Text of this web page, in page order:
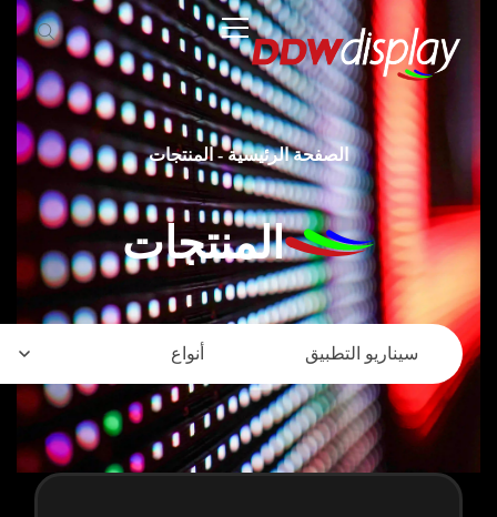
الصفحة الرئيسية- المنتجات
المنتجات
سيناريو التطبيق أنواع